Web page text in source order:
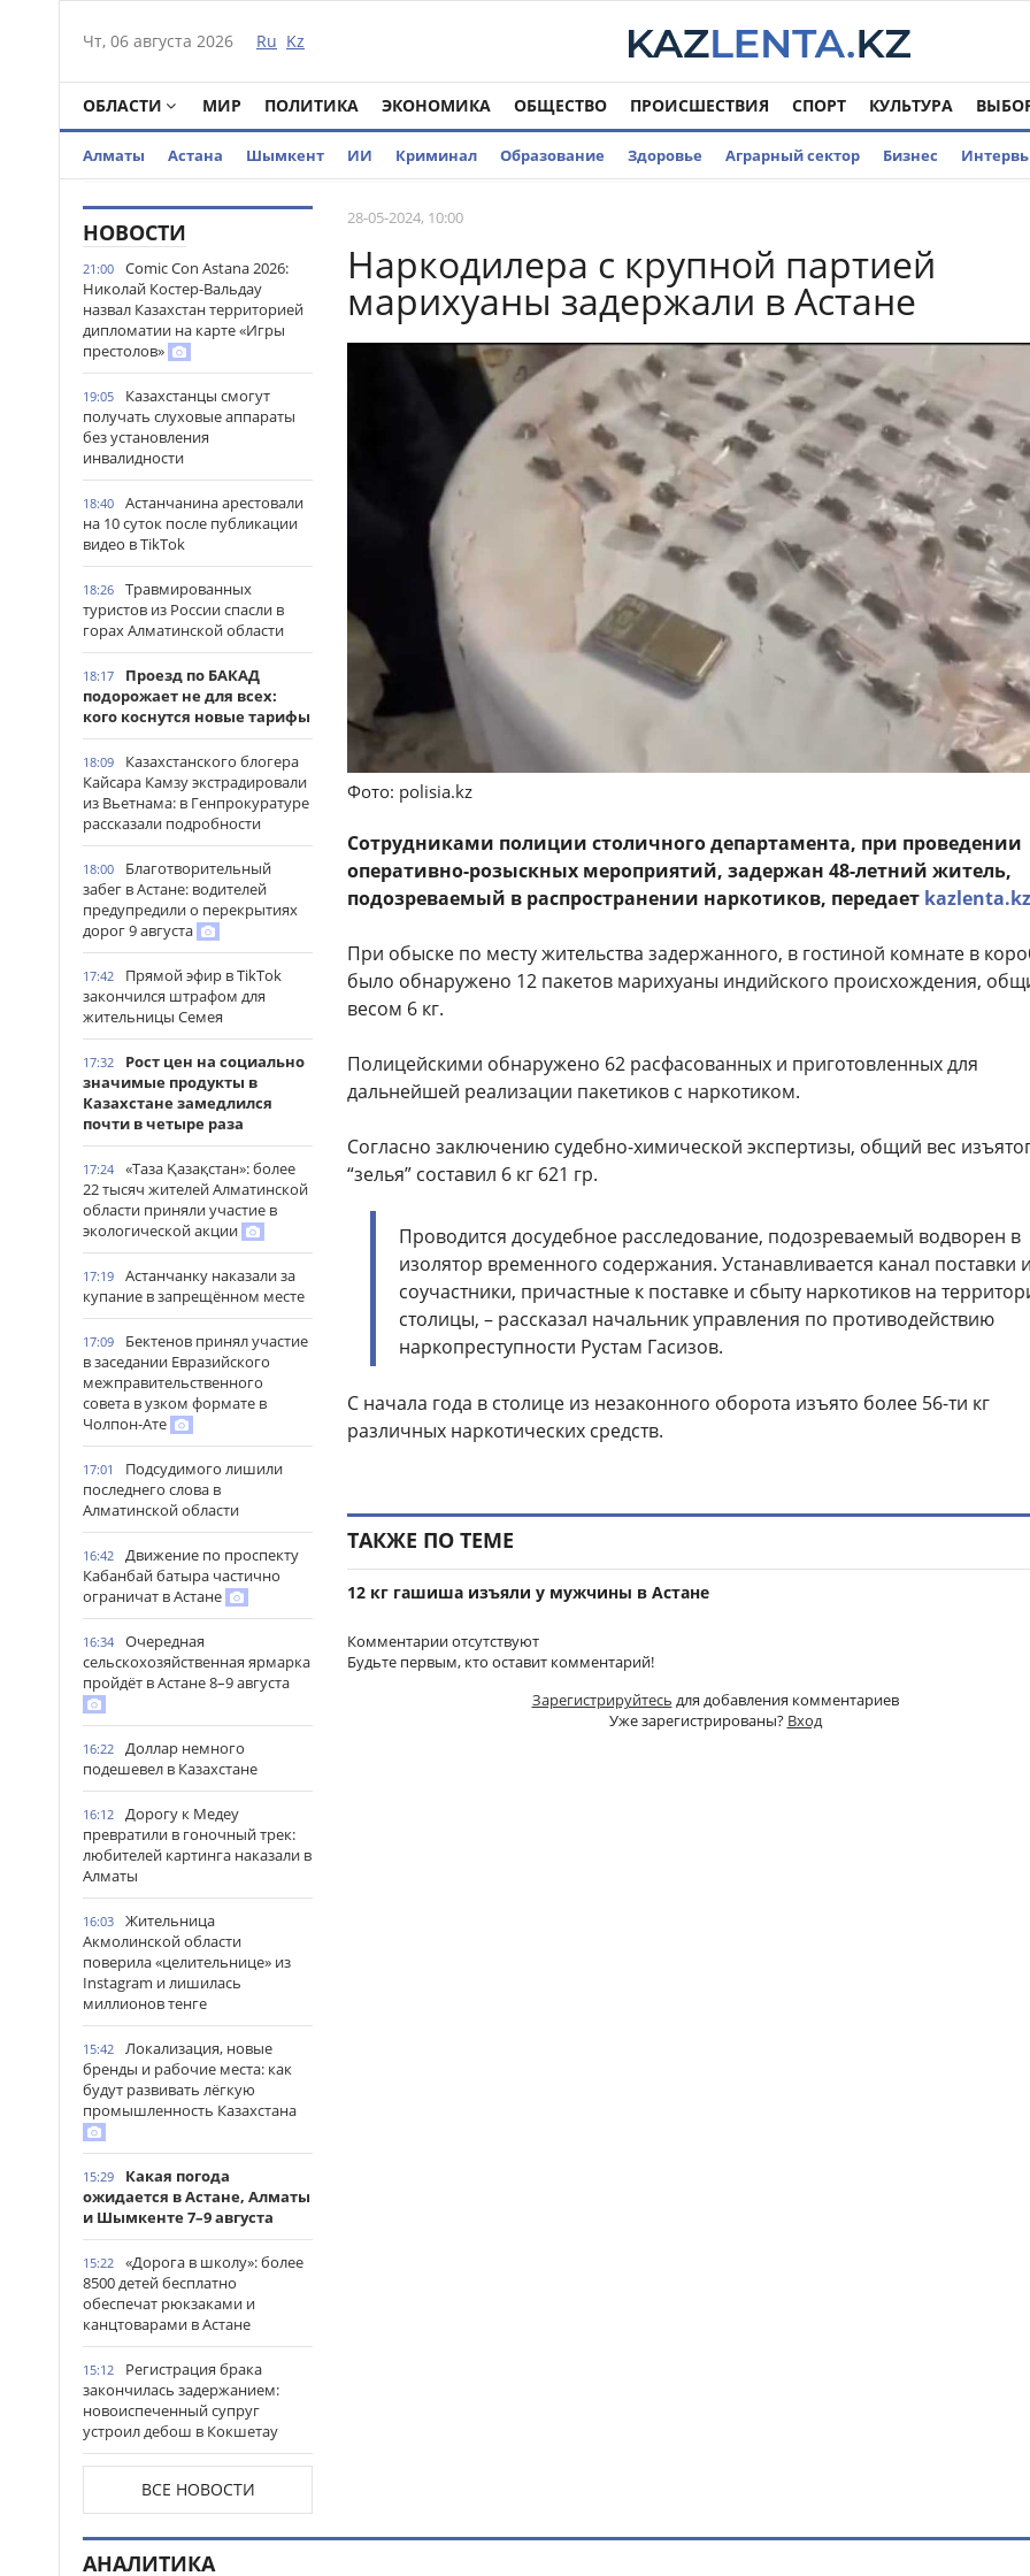
Чт, 06 августа 2026 Ru Kz
ОБЛАСТИ МИР ПОЛИТИКА ЭКОНОМИКА ОБЩЕСТВО ПРОИСШЕСТВИЯ СПОРТ КУЛЬТУРА
Алматы Астана Шымкент ИИ Криминал Образование Здоровье Аграрный сектор Бизнес
НОВОСТИ
21:00
Comic Con Astana 2026:
Николай Костер-Вальдау
назвал Казахстан территорией
дипломатии на карте «Игры
престолов»
19:05
Казахстанцы смогут
получать слуховые аппараты
без установления
инвалидности
18:40
Астанчанина арестовали
на 10 суток после публикации
видео в TikTok
18:26
Травмированных
туристов из России спасли в
горах Алматинской области
18:17
Проезд по БАКАД
подорожает не для всех:
кого коснутся новые тарифы
18:09
Казахстанского блогера
Кайсара Камзу экстрадировали
из Вьетнама: в Генпрокуратуре
рассказали подробности
18:00
Благотворительный
забег в Астане: водителей
предупредили о перекрытиях
дорог 9 августа
17:42
Прямой эфир в TikTok
закончился штрафом для
жительницы Семея
17:32
Рост цен на социально
значимые продукты в
Казахстане замедлился
почти в четыре раза
17:24
«Таза Қазақстан»: более
22 тысяч жителей Алматинской
области приняли участие в
экологической акции
17:19
Астанчанку наказали за
купание в запрещённом месте
17:09
Бектенов принял участие
в заседании Евразийского
межправительственного
совета в узком формате в
Чолпон-Ате
17:01
Подсудимого лишили
последнего слова в
Алматинской области
16:42
Движение по проспекту
Кабанбай батыра частично
ограничат в Астане
16:34
Очередная
сельскохозяйственная ярмарка
пройдёт в Астане 8–9 августа
16:22
Доллар немного
подешевел в Казахстане
16:12
Дорогу к Медеу
превратили в гоночный трек:
любителей картинга наказали в
Алматы
16:03
Жительница
Акмолинской области
поверила «целительнице» из
Instagram и лишилась
миллионов тенге
15:42
Локализация, новые
бренды и рабочие места: как
будут развивать лёгкую
промышленность Казахстана
15:29
Какая погода
ожидается в Астане, Алматы
и Шымкенте 7–9 августа
15:22
«Дорога в школу»: более
8500 детей бесплатно
обеспечат рюкзаками и
канцтоварами в Астане
15:12
Регистрация брака
закончилась задержанием:
новоиспеченный супруг
устроил дебош в Кокшетау
Сауран началась реставрация
исторических памятников
14:53
Выезд на встречную
ВСЕ НОВОСТИ
28-05-2024, 10:00
Наркодилера с крупной партией
марихуаны задержали в Астане
Фото: polisia.kz
Сотрудниками полиции столичного департамента, при проведении
оперативно-розыскных мероприятий, задержан 48-летний житель,
подозреваемый в распространении наркотиков, передает
При обыске по месту жительства задержанного, в гостиной комнате в
было обнаружено 12 пакетов марихуаны индийского происхождения,
весом 6 кг.
Полицейскими обнаружено 62 расфасованных и приготовленных для
дальнейшей реализации пакетиков с наркотиком.
Согласно заключению судебно-химической экспертизы, общий вес
“зелья” составил 6 кг 621 гр.
Проводится досудебное расследование, подозреваемый водворен в
изолятор временного содержания. Устанавливается канал поставки и
соучастники, причастные к поставке и сбыту наркотиков на
столицы, – рассказал начальник управления по противодействию
наркопреступности Рустам Гасизов.
С начала года в столице из незаконного оборота изъято более 56-ти кг
различных наркотических средств.
ТАКЖЕ ПО ТЕМЕ
12 кг гашиша изъяли у мужчины в Астане
Комментарии отсутствуют
Будьте первым, кто оставит комментарий!
Зарегистрируйтесь для добавления комментариев
Уже зарегистрированы? Вход
АНАЛИТИКА